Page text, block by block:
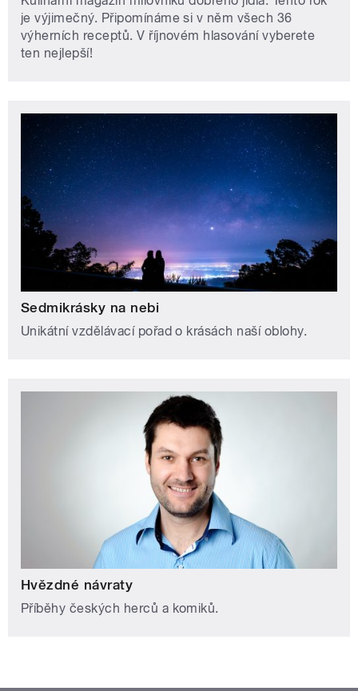
je výjimečný. Připomínáme si v něm všech 36
výherních receptů. V říjnovém hlasování vyberete
ten nejlepší!
Sedmikrásky na nebi
Unikátní vzdělávací pořad o krásách naší oblohy.
Hvězdné návraty
Příběhy českých herců a komiků.